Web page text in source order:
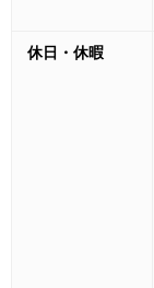
休日・休暇